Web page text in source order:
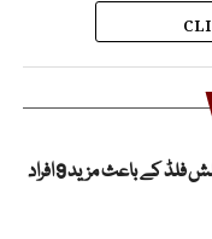
خیبر پختونخوا میں تیز بارش اور فلش فلڈ کے باعث مزید 9 افراد